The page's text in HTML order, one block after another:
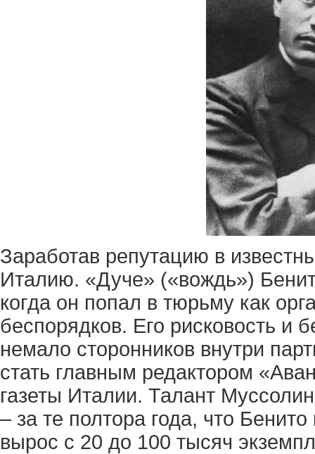
Заработав репутацию в
Италию. «Дуче» («вождь»)
когда он попал в тюрьму как
беспорядков. Его рисковость и
немало сторонников внутри
стать главным редактором
газеты Италии. Талант
– за те полтора года, что
вырос с 20 до 100 тысяч